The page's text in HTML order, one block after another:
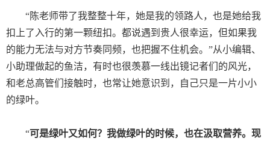
“陈老师带了我整整十年，她是我的领路人，也是她给我
扣上了入行的第一颗纽扣。都说遇到贵人很幸运，但如果我
的能力无法与对方节奏同频，也把握不住机会。”从小编辑、
小助理做起的鱼洁，有时也很羡慕一线出镜记者们的风光，
和老总高管们接触时，也常让她意识到，自己只是一片小小
的绿叶。
“可是绿叶又如何？我做绿叶的时候，也在汲取营养。现